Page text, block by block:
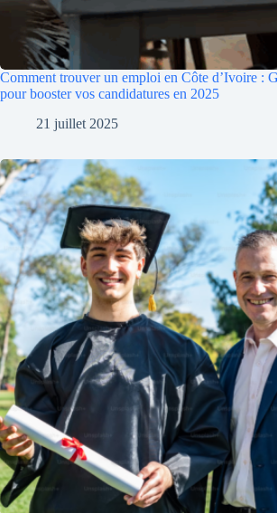
Comment trouver un emploi en Côte d’Ivoire :
pour booster vos candidatures en 2025
21 juillet 2025